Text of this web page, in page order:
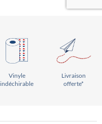
Vinyle
indéchirable
Livraison
offerte*